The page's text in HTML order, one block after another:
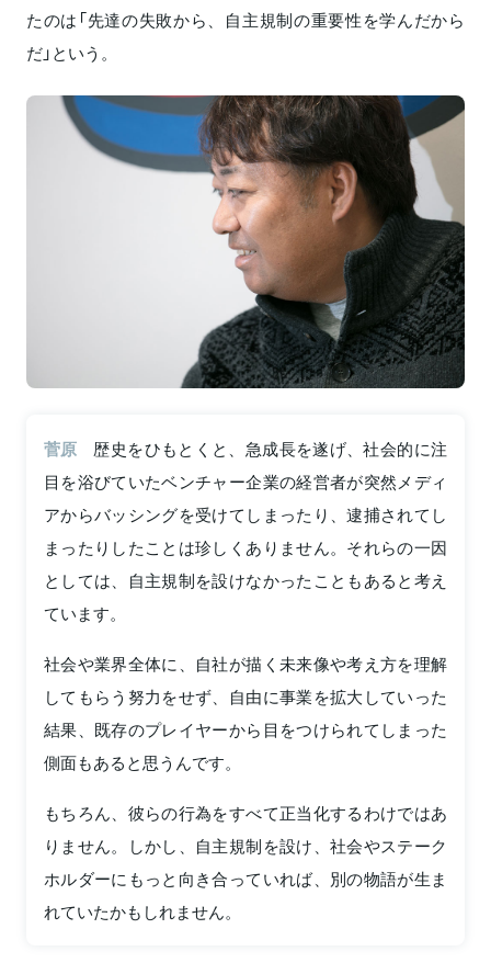
たのは「先達の失敗から、自主規制の重要性を学んだから
だ」という。
菅原
歴史をひもとくと、急成長を遂げ、社会的に注
目を浴びていたベンチャー企業の経営者が突然メディ
アからバッシングを受けてしまったり、逮捕されてし
まったりしたことは珍しくありません。それらの一因
としては、自主規制を設けなかったこともあると考え
ています。
社会や業界全体に、自社が描く未来像や考え方を理解
してもらう努力をせず、自由に事業を拡大していった
結果、既存のプレイヤーから目をつけられてしまった
側面もあると思うんです。
もちろん、彼らの行為をすべて正当化するわけではあ
りません。しかし、自主規制を設け、社会やステーク
ホルダーにもっと向き合っていれば、別の物語が生ま
れていたかもしれません。